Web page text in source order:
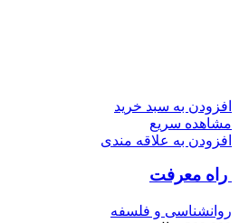
افزودن به سبد خرید
مشاهده سریع
افزودن به علاقه مندی
راه معرفت
روانشناسی و فلسفه